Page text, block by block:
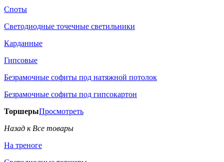
Споты
Светодиодные точечные светильники
Карданные
Гипсовые
Безрамочные софиты под натяжной потолок
Безрамочные софиты под гипсокартон
ТоршерыПросмотреть
Назад к Все товары
На треноге